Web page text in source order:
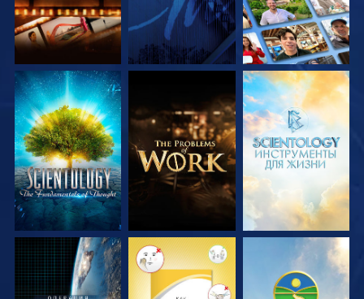
СМОТРЕТЬ
ПЕРЕДАЧИ
СМОТРЕТЬ
ПЕРЕДАЧИ
СМОТРЕТЬ
ПЕРЕДАЧИ
СМОТРЕТЬ СМОТРЕТЬ СМОТРЕТЬ